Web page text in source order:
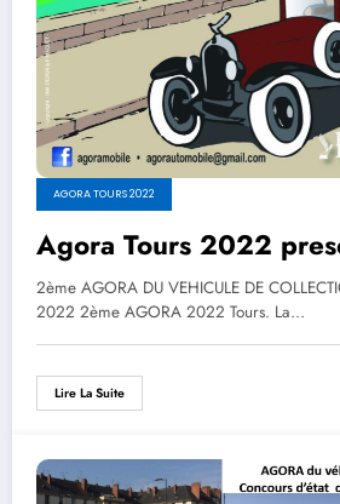
AGORA TOURS 2022
Agora Tours 2022
2ème AGORA DU VEHICULE DE
2022 2ème AGORA 2022 Tours. La…
Lire La Suite